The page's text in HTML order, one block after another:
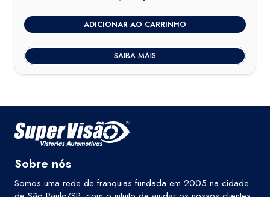
ADICIONAR AO CARRINHO
SAIBA MAIS
Sobre nós
Somos uma rede de franquias fundada em 2005 na cidade